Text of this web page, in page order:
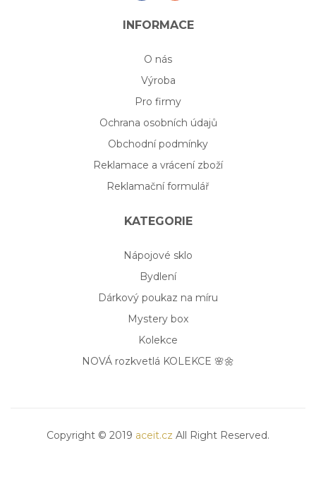
INFORMACE
O nás
Výroba
Pro firmy
Ochrana osobních údajů
Obchodní podmínky
Reklamace a vrácení zboží
Reklamační formulář
KATEGORIE
Nápojové sklo
Bydlení
Dárkový poukaz na míru
Mystery box
Kolekce
NOVÁ rozkvetlá KOLEKCE 🌸🌼
Copyright © 2019 aceit.cz All Right Reserved.